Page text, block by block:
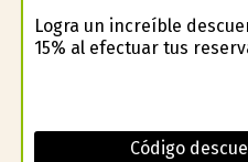
Logra un increíble
15% al efectuar tus
Código